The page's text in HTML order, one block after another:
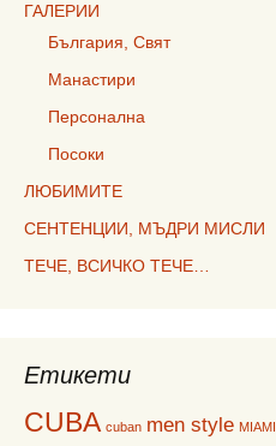
ГАЛЕРИИ
България, Свят
Манастири
Персонална
Посоки
ЛЮБИМИТЕ
СЕНТЕНЦИИ, МЪДРИ МИСЛИ
ТЕЧЕ, ВСИЧКО ТЕЧЕ…
Етикети
CUBA cuban men style MIAMI